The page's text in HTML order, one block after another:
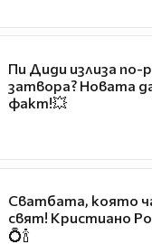
Пи Диди излиза по-
затвора? Новата
факт!💥
Сватбата, която
свят! Кристиано
💍🍾